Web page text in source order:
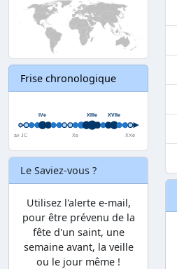
Frise chronologique
Le Saviez-vous ?
Utilisez l'alerte e-mail,
pour être prévenu de la
fête d'un saint, une
semaine avant, la veille
ou le jour même !